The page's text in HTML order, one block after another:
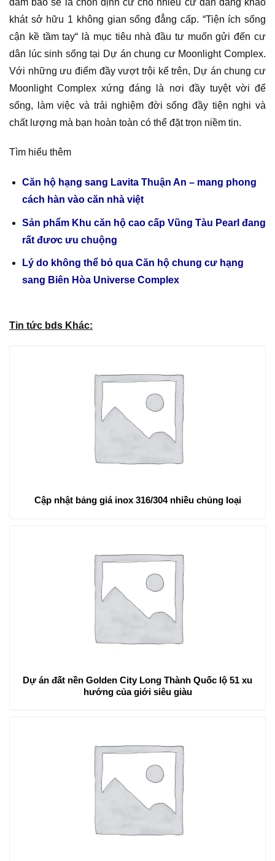
khát sở hữu 1 không gian sống đẳng cấp. “Tiện ích sống
cận kề tầm tay“ là mục tiêu nhà đầu tư muốn gửi đến cư
dân lúc sinh sống tại Dự án chung cư Moonlight Complex.
Với những ưu điểm đầy vượt trội kể trên, Dự án chung cư
Moonlight Complex xứng đáng là nơi đầy tuyệt vời để
sống, làm việc và trải nghiệm đời sống đầy tiện nghi và
chất lượng mà bạn hoàn toàn có thể đặt trọn niềm tin.
Tìm hiểu thêm
Căn hộ hạng sang Lavita Thuận An – mang phong
cách hàn vào căn nhà việt
Sản phẩm Khu căn hộ cao cấp Vũng Tàu Pearl đang
rất đươc ưu chuộng
Lý do không thể bỏ qua Căn hộ chung cư hạng
sang Biên Hòa Universe Complex
Tin tức bds Khác:
Cập nhật bảng giá inox 316/304 nhiều chủng loại
Dự án đất nền Golden City Long Thành Quốc lộ 51 xu
hướng của giới siêu giàu